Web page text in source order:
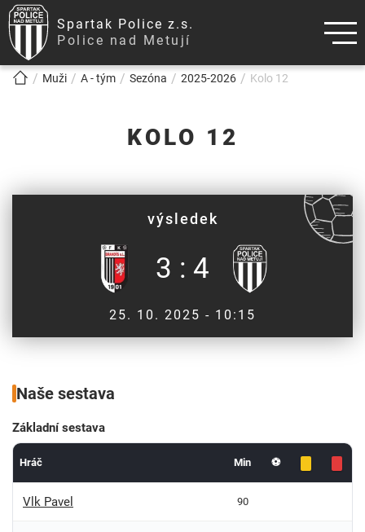
Spartak Police z.s.
Police nad Metují
!!!BREADCRUMB!!!
Muži A - tým Sezóna 2025-2026 Kolo 12
KOLO 12
výsledek
3 : 4
25. 10. 2025 - 10:15
Naše sestava
Základní sestava
Hráč Min ⚽
Vlk Pavel 90